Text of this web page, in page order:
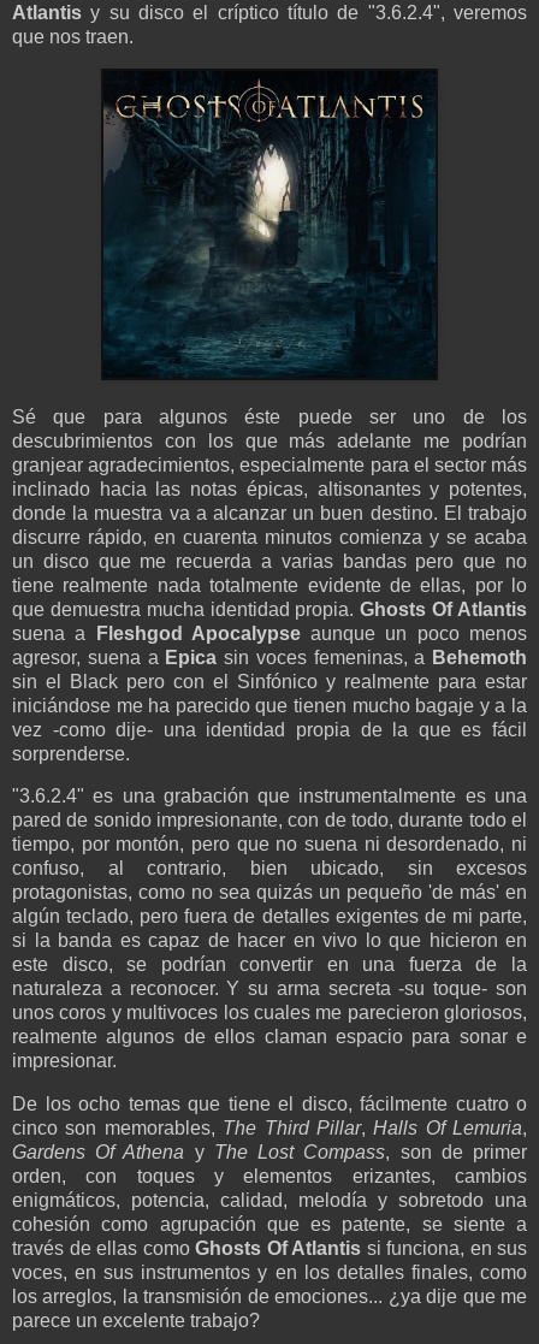
Atlantis y su disco el críptico título de "3.6.2.4", veremos
que nos traen.
Sé que para algunos éste puede ser uno de los
descubrimientos con los que más adelante me podrían
granjear agradecimientos, especialmente para el sector más
inclinado hacia las notas épicas, altisonantes y potentes,
donde la muestra va a alcanzar un buen destino. El trabajo
discurre rápido, en cuarenta minutos comienza y se acaba
un disco que me recuerda a varias bandas pero que no
tiene realmente nada totalmente evidente de ellas, por lo
que demuestra mucha identidad propia.Ghosts Of Atlantis
suena a
Fleshgod Apocalypseaunque un poco menos
agresor, suena a Epica sin voces femeninas, a Behemoth
sin el Black pero con el Sinfónico y realmente para estar
iniciándose me ha parecido que tienen mucho bagaje y a la
vez -como dije- una identidad propia de la que es fácil
sorprenderse.
"3.6.2.4" es una grabación que instrumentalmente es una
pared de sonido impresionante, con de todo, durante todo el
tiempo, por montón, pero que no suena ni desordenado, ni
confuso, al contrario, bien ubicado, sin excesos
protagonistas, como no sea quizás un pequeño 'de más' en
algún teclado, pero fuera de detalles exigentes de mi parte,
si la banda es capaz de hacer en vivo lo que hicieron en
este disco, se podrían convertir en una fuerza de la
naturaleza a reconocer. Y su arma secreta -su toque- son
unos coros y multivoces los cuales me parecieron gloriosos,
realmente algunos de ellos claman espacio para sonar e
impresionar.
De los ocho temas que tiene el disco, fácilmente cuatro o
cinco son memorables, The Third Pillar,Halls Of Lemuria,
Gardens Of Athena y The Lost Compass, son de primer
orden, con toques y elementos erizantes, cambios
enigmáticos, potencia, calidad, melodía y sobretodo una
cohesión como agrupación que es patente, se siente a
través de ellas como Ghosts Of Atlantis si funciona, en sus
voces, en sus instrumentos y en los detalles finales, como
los arreglos, la transmisión de emociones... ¿ya dije que me
parece un excelente trabajo?